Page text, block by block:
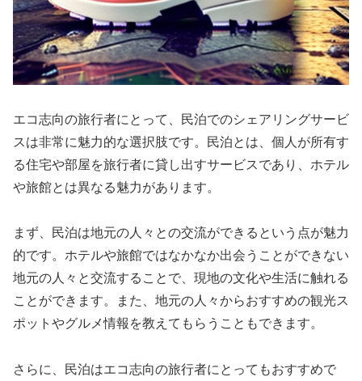
エコ志向の旅行者にとって、民泊でのシェアリングサービ
スは非常に魅力的な選択肢です。民泊とは、個人が所有す
る住宅や部屋を旅行者に貸し出すサービスであり、ホテル
や旅館とは異なる魅力があります。
まず、民泊は地元の人々との交流ができるという点が魅力
的です。ホテルや旅館ではなかなか出会うことができない
地元の人々と交流することで、現地の文化や生活に触れる
ことができます。また、地元の人々からおすすめの観光ス
ポットやグルメ情報を教えてもらうこともできます。
さらに、民泊はエコ志向の旅行者にとってもおすすめで